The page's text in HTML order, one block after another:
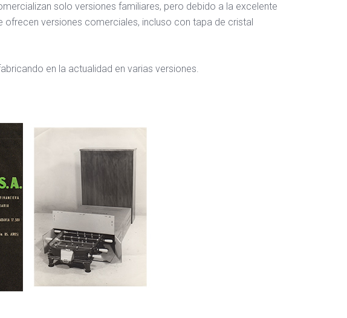
solo versiones familiares, pero debido a la excelente
ofrecen versiones comerciales, incluso con tapa de cristal
en la actualidad en varias versiones.